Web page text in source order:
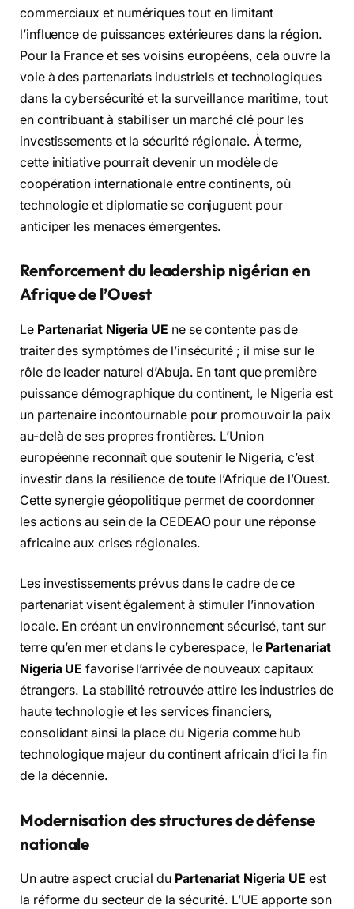
commerciaux et numériques tout en limitant
l’influence de puissances extérieures dans la région.
Pour la France et ses voisins européens, cela ouvre la
voie à des partenariats industriels et technologiques
dans la cybersécurité et la surveillance maritime, tout
en contribuant à stabiliser un marché clé pour les
investissements et la sécurité régionale. À terme,
cette initiative pourrait devenir un modèle de
coopération internationale entre continents, où
technologie et diplomatie se conjuguent pour
anticiper les menaces émergentes.
Renforcement du leadership nigérian en
Afrique de l’Ouest
Le Partenariat Nigeria UE ne se contente pas de
traiter des symptômes de l’insécurité ; il mise sur le
rôle de leader naturel d’Abuja. En tant que première
puissance démographique du continent, le Nigeria est
un partenaire incontournable pour promouvoir la paix
au-delà de ses propres frontières. L’Union
européenne reconnaît que soutenir le Nigeria, c’est
investir dans la résilience de toute l’Afrique de l’Ouest.
Cette synergie géopolitique permet de coordonner
les actions au sein de la CEDEAO pour une réponse
africaine aux crises régionales.
Les investissements prévus dans le cadre de ce
partenariat visent également à stimuler l’innovation
locale. En créant un environnement sécurisé, tant sur
terre qu’en mer et dans le cyberespace, le Partenariat
Nigeria UE favorise l’arrivée de nouveaux capitaux
étrangers. La stabilité retrouvée attire les industries de
haute technologie et les services financiers,
consolidant ainsi la place du Nigeria comme hub
technologique majeur du continent africain d’ici la fin
de la décennie.
Modernisation des structures de défense
nationale
Un autre aspect crucial du Partenariat Nigeria UE est
la réforme du secteur de la sécurité. L’UE apporte son